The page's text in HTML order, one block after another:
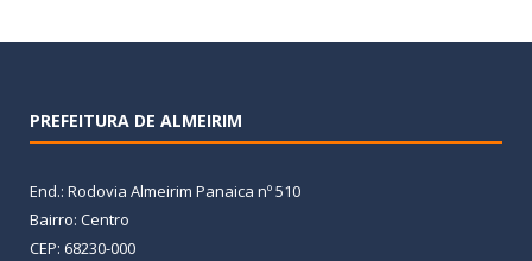
PREFEITURA DE ALMEIRIM
End.: Rodovia Almeirim Panaica nº 510
Bairro: Centro
CEP: 68230-000